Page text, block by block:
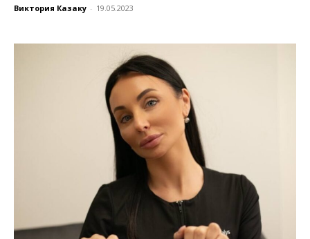
Виктория Казаку - 19.05.2023